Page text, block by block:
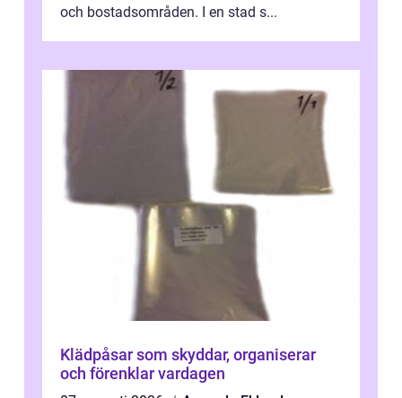
och bostadsområden. I en stad s...
Klädpåsar som skyddar, organiserar
och förenklar vardagen